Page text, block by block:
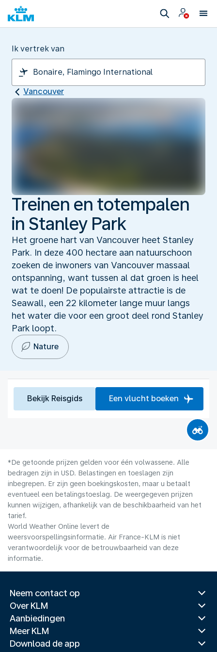
Ik vertrek van
Vancouver
Treinen en totempalen
in Stanley Park
Het groene hart van Vancouver heet Stanley
Park. In deze 400 hectare aan natuurschoon
zoeken de inwoners van Vancouver massaal
ontspanning, want tussen al dat groen is heel
wat te doen! De populairste attractie is de
Seawall, een 22 kilometer lange muur langs
het water die voor een groot deel rond Stanley
Park loopt.
Nature
Bekijk Reisgids Een vlucht boeken
*De getoonde prijzen gelden voor één volwassene. Alle
bedragen zijn in USD. Belastingen en toeslagen zijn
inbegrepen. Er zijn geen boekingskosten, maar u betaalt
eventueel een betalingstoeslag. De weergegeven prijzen
kunnen wijzigen, afhankelijk van de beschikbaarheid van het
tarief.
World Weather Online levert de
weersvoorspellingsinformatie. Air France-KLM is niet
verantwoordelijk voor de betrouwbaarheid van deze
informatie.
Neem contact op
Over KLM
Aanbiedingen
Meer KLM
Download de app